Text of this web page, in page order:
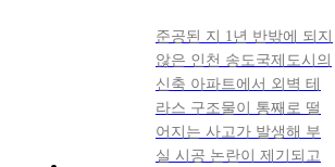
준공된 지 1년 반밖에 되지
않은 인천 송도국제도시의
신축 아파트에서 외벽 테
라스 구조물이 통째로 떨
어지는 사고가 발생해 부
실 시공 논란이 제기되고